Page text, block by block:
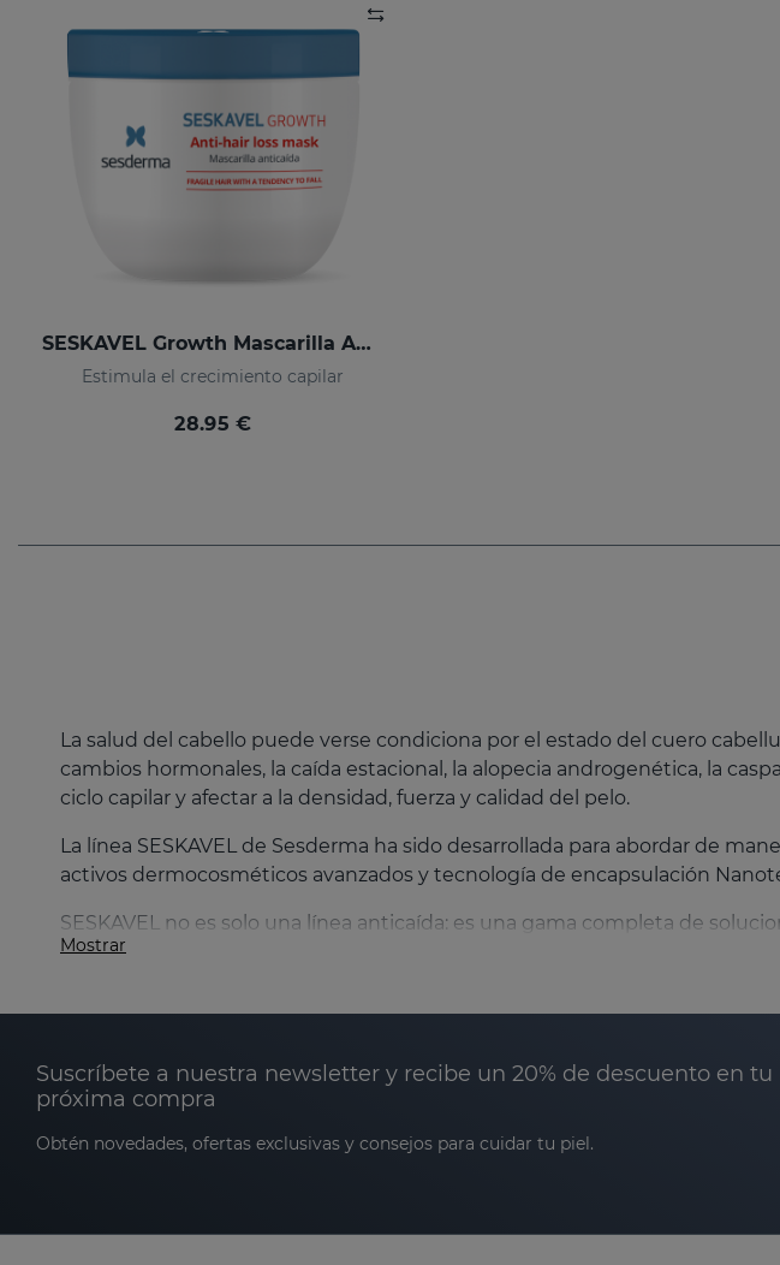
SESKAVEL Growth Mascarilla Anticaída
Estimula el crecimiento capilar
28.95 €
La salud del cabello puede verse condiciona por el estado del cuero
cambios hormonales, la caída estacional, la alopecia androgenética, la
ciclo capilar y afectar a la densidad, fuerza y calidad del pelo.
La línea SESKAVEL de Sesderma ha sido desarrollada para abordar de
activos dermocosméticos avanzados y tecnología de encapsulación
SESKAVEL no es solo una línea anticaída: es una gama completa de
SESKAVEL está recomendada para:
Personas con caída del cabello ocasional o continua.
Cabello fino, frágil o con pérdida de densidad
Caída postparto
Mostrar
Suscríbete a nuestra newsletter y recibe un 20% de descuento en tu
próxima compra
Obtén novedades, ofertas exclusivas y consejos para cuidar tu piel.